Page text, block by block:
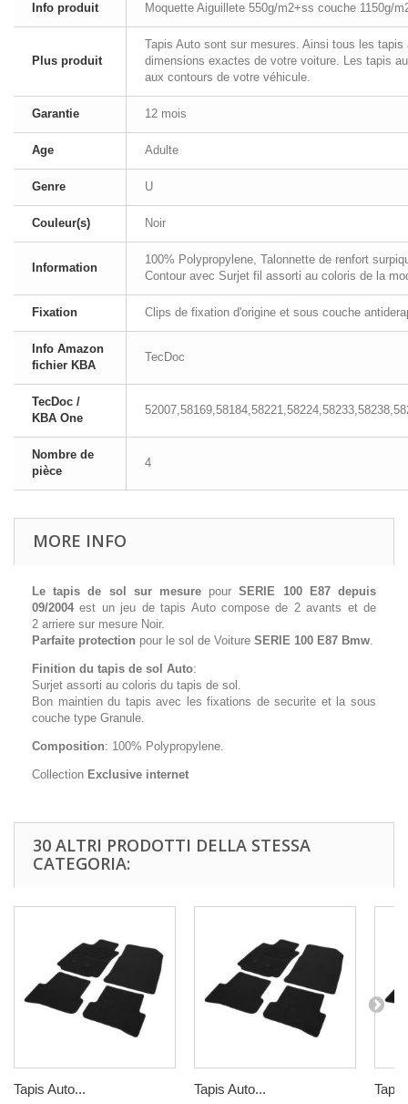
Info produit Moquette Aiguillete 550g/m2+ss couche 1150g/
Plus produit
Tapis Auto sont sur mesures. Ainsi tous les
dimensions exactes de votre voiture. Les tapis
aux contours de votre véhicule.
Garantie 12 mois
Age Adulte
Genre U
Couleur(s) Noir
Information
100% Polypropylene, Talonnette de renfort
Contour avec Surjet fil assorti au coloris de la
Fixation Clips de fixation d'origine et sous couche
Info Amazon
fichier KBA
TecDoc
TecDoc /
KBA One
Nombre de
pièce
4
MORE INFO
Le tapis de sol sur mesure pourSERIE 100 E87 depuis
09/2004 est un jeu de tapis Auto compose de 2 avants et de
2 arriere sur mesure Noir.
Parfaite protection pour le sol de Voiture SERIE 100 E87 Bmw.
Finition du tapis de sol Auto:
Surjet assorti au coloris du tapis de sol.
Bon maintien du tapis avec les fixations de securite et la sous
couche type Granule.
Composition: 100% Polypropylene.
Collection Exclusive internet
30 ALTRI PRODOTTI DELLA STESSA
CATEGORIA:
Tapis Auto... Tapis Auto...